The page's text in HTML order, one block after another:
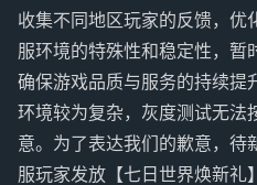
收集不同地区玩家的反馈，优
服环境的特殊性和稳定性，暂
确保游戏品质与服务的持续提
环境较为复杂，灰度测试无法
意。为了表达我们的歉意，待
服玩家发放【七日世界焕新礼